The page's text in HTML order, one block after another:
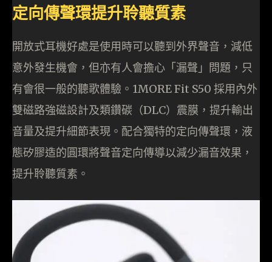
定向傳聲環提升聆聽質素
開放式耳機好處是使用時可以聽到外界聲音，減低
意外發生機會，但亦有人會擔心「漏聲」問題，只
有會很一般的聽歌體驗。1MORE Fit S50 採用內外
雙磁路強磁設計及類鑽碳（DLC）震膜，提升輸出
音量及提升細節表現。配合獨特的定向傳聲環，液
態矽膠造的圓環將聲音定向傳導以減少漏音效果，
提升聆聽質素。